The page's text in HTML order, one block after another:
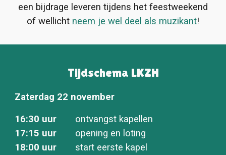
een bijdrage leveren tijdens het feestweekend
of wellicht neem je wel deel als muzikant!
Tijdschema LKZH
Zaterdag 22 november
16:30 uur
ontvangst kapellen
17:15 uur
opening en loting
18:00 uur
start eerste kapel